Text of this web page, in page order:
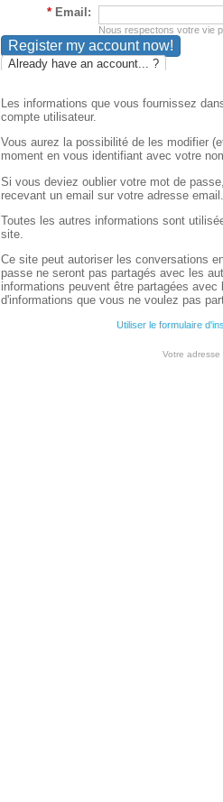
* Email:
Nous respectons votre vie
Already have an account... ?
Les informations que vous fournissez
compte utilisateur.
Vous aurez la possibilité de les modifier
moment en vous identifiant avec votre
Si vous deviez oublier votre mot de
recevant un email sur votre adresse email.
Toutes les autres informations sont
site.
Ce site peut autoriser les conversations
passe ne seront pas partagés avec les
informations peuvent être partagées
d'informations que vous ne voulez pas
Utiliser le formulaire
Votre